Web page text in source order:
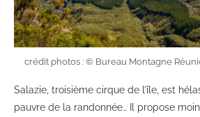
crédit photos : © Bureau Montagne
Salazie, troisième cirque de l’île, est
pauvre de la randonnée… Il propose